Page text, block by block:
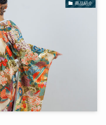
商品紹介